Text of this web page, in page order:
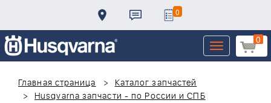
0
0
Toggle
navigation
Главная страница
Каталог запчастей
Husqvarna запчасти - по России и СПБ